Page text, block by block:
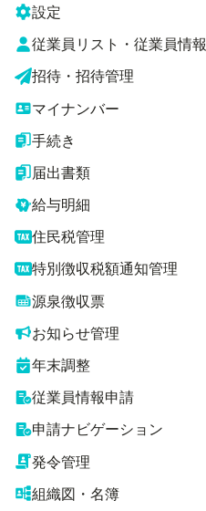
設定
従業員リスト・従業員情報
招待・招待管理
マイナンバー
手続き
届出書類
給与明細
住民税管理
特別徴収税額通知管理
源泉徴収票
お知らせ管理
年末調整
従業員情報申請
申請ナビゲーション
発令管理
組織図・名簿